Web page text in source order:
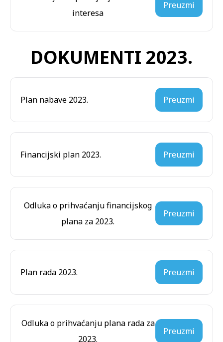
interesa
Preuzmi
DOKUMENTI 2023.
Plan nabave 2023. Preuzmi
Financijski plan 2023. Preuzmi
Odluka o prihvaćanju financijskog
plana za 2023.
Preuzmi
Plan rada 2023. Preuzmi
Odluka o prihvaćanju plana rada za
2023.
Preuzmi